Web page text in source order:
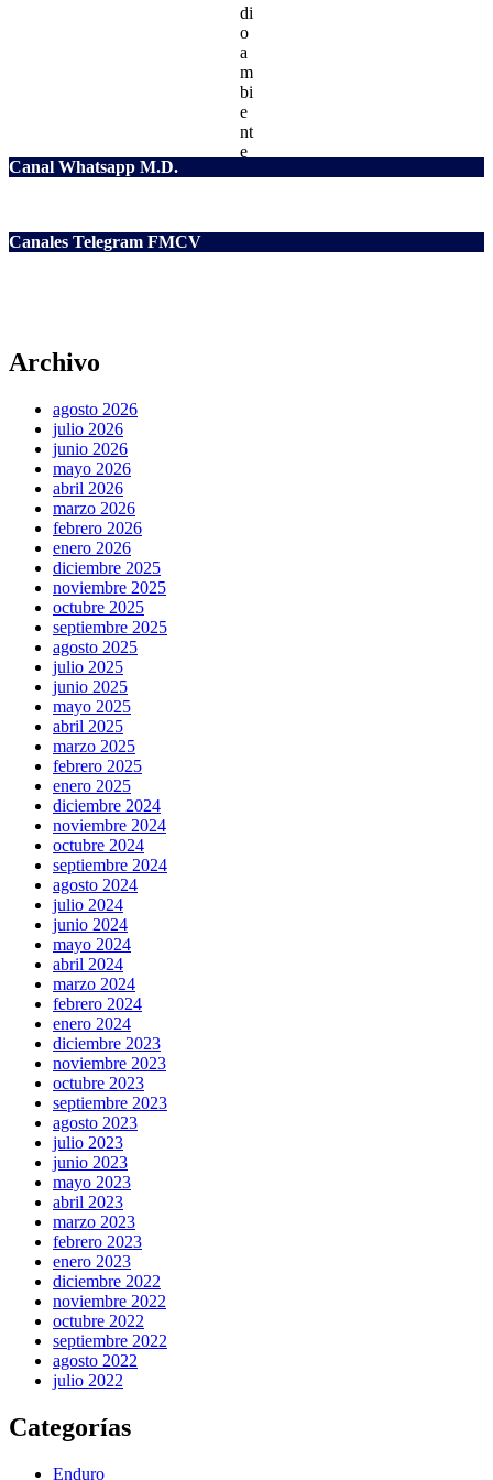
di
o
a
m
bi
e
nt
e
Canal Whatsapp M.D.
Canales Telegram FMCV
Archivo
agosto 2026
julio 2026
junio 2026
mayo 2026
abril 2026
marzo 2026
febrero 2026
enero 2026
diciembre 2025
noviembre 2025
octubre 2025
septiembre 2025
agosto 2025
julio 2025
junio 2025
mayo 2025
abril 2025
marzo 2025
febrero 2025
enero 2025
diciembre 2024
noviembre 2024
octubre 2024
septiembre 2024
agosto 2024
julio 2024
junio 2024
mayo 2024
abril 2024
marzo 2024
febrero 2024
enero 2024
diciembre 2023
noviembre 2023
octubre 2023
septiembre 2023
agosto 2023
julio 2023
junio 2023
mayo 2023
abril 2023
marzo 2023
febrero 2023
enero 2023
diciembre 2022
noviembre 2022
octubre 2022
septiembre 2022
agosto 2022
julio 2022
Categorías
Enduro